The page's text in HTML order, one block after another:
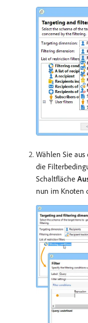
Wählen Sie
die
Schaltfläche
nun im Knoten